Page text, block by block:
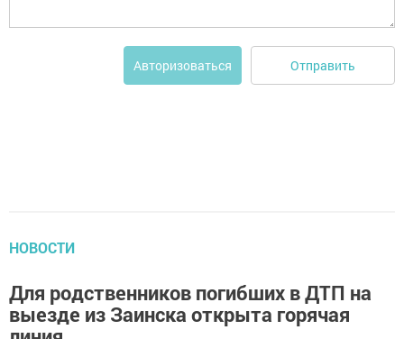
Авторизоваться Отправить
НОВОСТИ
Для родственников погибших в ДТП на
выезде из Заинска открыта горячая